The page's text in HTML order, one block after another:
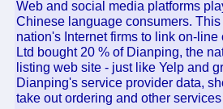
Web and social media platforms
Chinese language consumers.
nation's Internet firms to link on-
Ltd bought 20 % of Dianping, the
listing web site - just like Yelp and
Dianping's service provider data,
take out ordering and other